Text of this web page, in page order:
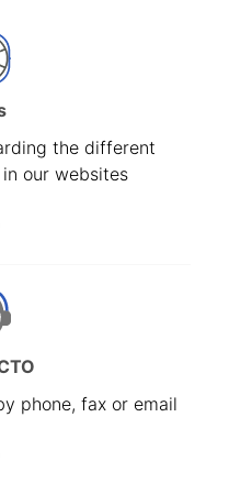
the different
our websites
phone, fax or email